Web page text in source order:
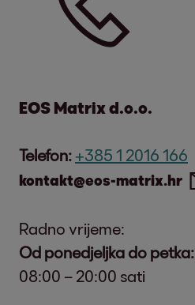
EOS Matrix d.o.o.
Telefon: +385 1 2016 166
kontakt@eos-matrix.hr
Radno vrijeme:
Od ponedjeljka do petka:
08:00 – 20:00 sati